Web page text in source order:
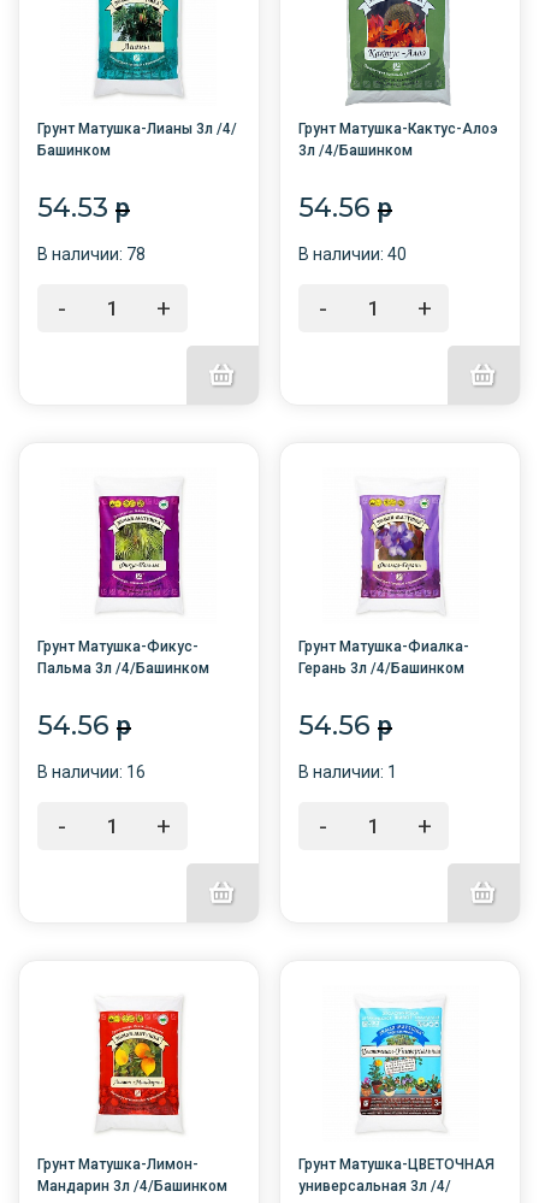
Грунт Матушка-Лианы 3л /4/
Башинком
54.53 p
В наличии: 78
- +
Грунт Матушка-Кактус-Алоэ
3л /4/Башинком
54.56p
В наличии: 40
- +
Грунт Матушка-Фикус-
Пальма 3л /4/Башинком
54.56 p
В наличии: 16
- +
Грунт Матушка-Фиалка-
Герань 3л /4/Башинком
54.56p
В наличии: 1
- +
Грунт Матушка-Лимон-
Мандарин 3л /4/Башинком
Грунт Матушка-ЦВЕТОЧНАЯ
универсальная 3л /4/